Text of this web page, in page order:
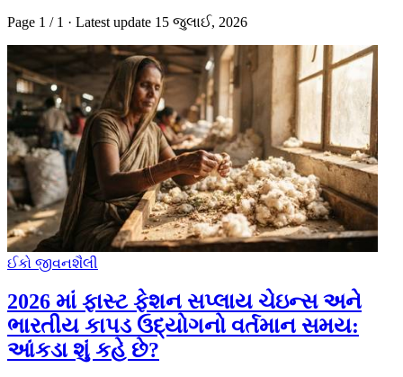
Page 1 / 1 · Latest update 15 જુલાઈ, 2026
ઈકો જીવનશૈલી
2026 માં ફાસ્ટ ફેશન સપ્લાય ચેઇન્સ અને
ભારતીય કાપડ ઉદ્યોગનો વર્તમાન સમય:
આંકડા શું કહે છે?